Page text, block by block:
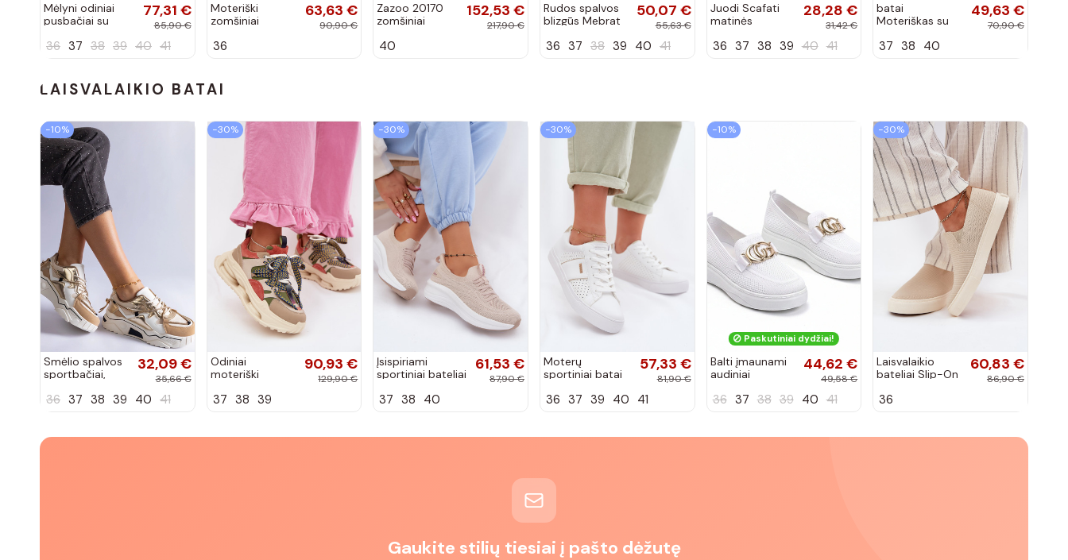
Mėlyni odiniai
pusbačiai su
sagtimi Taija
77,31 €
85,90 €
36 37 38 39 40 41
Moteriški
zomšiniai
Demela mėlynos
63,63 €
90,90 €
36
Zazoo 20170
zomšiniai
kulniukais
152,53 €
217,90 €
40
Rudos spalvos
blizgūs Mebrat
50,07 €
55,63 €
36 37 38 39 40 41
Juodi Scafati
matinės
28,28 €
31,42 €
36 37 38 39 40 41
batai
Moteriškas su
lako efektu
49,63 €
70,90 €
37 38 40
LAISVALAIKIO BATAI
−10%
Smėlio spalvos
sportbačiai,
Valdez cirkonio
32,09 €
35,66 €
36 37 38 39 40 41
−30%
Odiniai
moteriški
platforma D&A
90,93 €
129,90 €
37 38 39
−30%
Įsispiriami
sportiniai bateliai
smėlio spalvos
61,53 €
87,90 €
37 38 40
−30%
Moterų
sportiniai batai
elementais Big
57,33 €
81,90 €
36 37 39 40 41
−10%
Paskutiniai dydžiai!
Balti įmaunami
audiniai
sagtele
44,62 €
49,58 €
36 37 38 39 40 41
−30%
Laisvalaikio
bateliai Slip-On
RR274721 smėlio
60,83 €
86,90 €
36
Gaukite stilių tiesiai į pašto dėžutę